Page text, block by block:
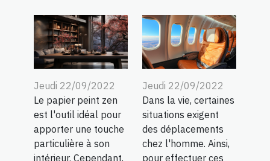
Jeudi 22/09/2022
Le papier peint zen
est l'outil idéal pour
apporter une touche
particulière à son
intérieur. Cependant,
Jeudi 22/09/2022
Dans la vie, certaines
situations exigent
des déplacements
chez l'homme. Ainsi,
pour effectuer ces